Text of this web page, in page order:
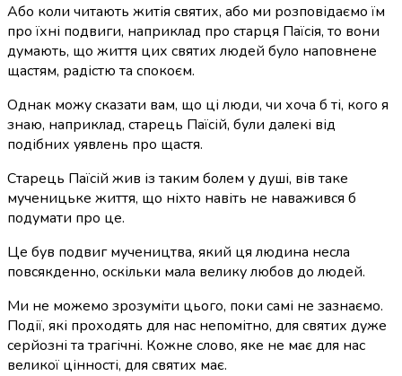
Або коли читають житія святих, або ми розповідаємо їм
про їхні подвиги, наприклад про старця Паїсія, то вони
думають, що життя цих святих людей було наповнене
щастям, радістю та спокоєм.
Однак можу сказати вам, що ці люди, чи хоча б ті, кого я
знаю, наприклад, старець Паїсій, були далекі від
подібних уявлень про щастя.
Старець Паїсій жив із таким болем у душі, вів таке
мученицьке життя, що ніхто навіть не наважився б
подумати про це.
Це був подвиг мучеництва, який ця людина несла
повсякденно, оскільки мала велику любов до людей.
Ми не можемо зрозуміти цього, поки самі не зазнаємо.
Події, які проходять для нас непомітно, для святих дуже
серйозні та трагічні. Кожне слово, яке не має для нас
великої цінності, для святих має.